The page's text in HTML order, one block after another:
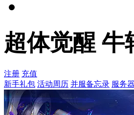
超体觉醒 牛
注册 充值
新手礼包 活动周历 并服备忘录 服务